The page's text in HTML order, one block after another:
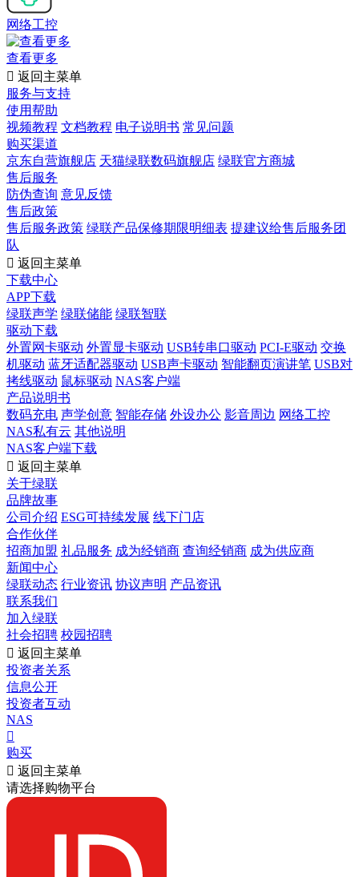
网络工控
查看更多
 返回主菜单
服务与支持
使用帮助
视频教程 文档教程 电子说明书 常见问题
购买渠道
京东自营旗舰店 天猫绿联数码旗舰店 绿联官方商城
售后服务
防伪查询 意见反馈
售后政策
售后服务政策 绿联产品保修期限明细表 提建议给售后服务团
队
 返回主菜单
下载中心
APP下载
绿联声学 绿联储能 绿联智联
驱动下载
外置网卡驱动 外置显卡驱动 USB转串口驱动 PCI-E驱动 交换
机驱动 蓝牙适配器驱动 USB声卡驱动 智能翻页演讲笔 USB对
拷线驱动 鼠标驱动 NAS客户端
产品说明书
数码充电 声学创意 智能存储 外设办公 影音周边 网络工控
NAS私有云 其他说明
NAS客户端下载
 返回主菜单
关于绿联
品牌故事
公司介绍 ESG可持续发展 线下门店
合作伙伴
招商加盟 礼品服务 成为经销商 查询经销商 成为供应商
新闻中心
绿联动态 行业资讯 协议声明 产品资讯
联系我们
加入绿联
社会招聘 校园招聘
 返回主菜单
投资者关系
信息公开
投资者互动
NAS

购买
 返回主菜单
请选择购物平台